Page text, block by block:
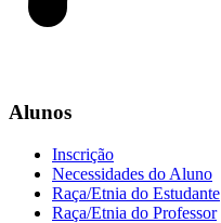
Alunos
Inscrição
Necessidades do Aluno
Raça/Etnia do Estudante
Raça/Etnia do Professor